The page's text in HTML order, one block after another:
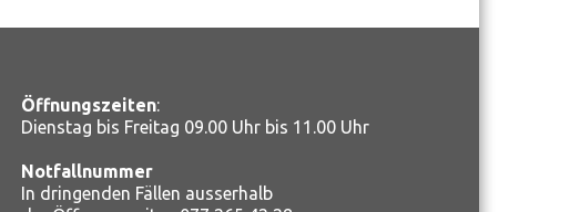
Öffnungszeiten:
Dienstag bis Freitag 09.00 Uhr bis 11.00 Uhr
Notfallnummer
In dringenden Fällen ausserhalb